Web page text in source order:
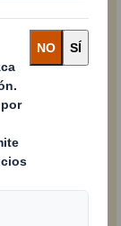
y
deDS
la
al pie de